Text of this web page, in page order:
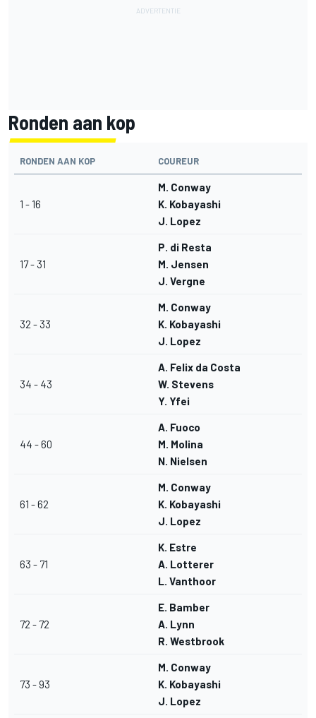
Ronden aan kop
RONDEN AAN KOP COUREUR
1 - 16
M. Conway
K. Kobayashi
J. Lopez
17 - 31
P. di Resta
M. Jensen
J. Vergne
32 - 33
M. Conway
K. Kobayashi
J. Lopez
34 - 43
A. Felix da Costa
W. Stevens
Y. Yfei
44 - 60
A. Fuoco
M. Molina
N. Nielsen
61 - 62
M. Conway
K. Kobayashi
J. Lopez
63 - 71
K. Estre
A. Lotterer
L. Vanthoor
72 - 72
E. Bamber
A. Lynn
R. Westbrook
73 - 93
M. Conway
K. Kobayashi
J. Lopez